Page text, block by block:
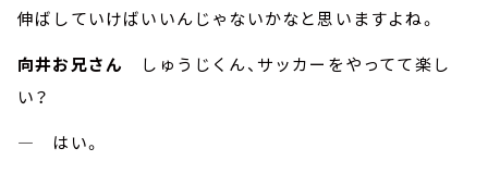
伸ばしていけばいいんじゃないかなと思いますよね。
向井お兄さん
しゅうじくん、サッカーをやってて楽し
い？
― はい。